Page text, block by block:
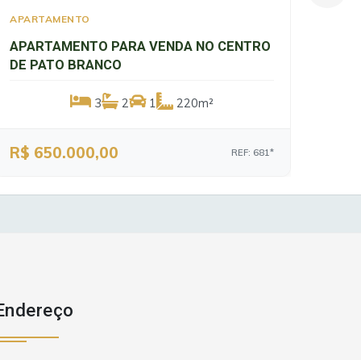
APARTAMENTO
APARTAMENTO PARA VENDA NO CENTRO
DE PATO BRANCO
3 2 1 220m²
R$ 650.000,00 REF: 681*